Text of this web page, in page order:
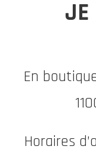
JE
En
Horaires